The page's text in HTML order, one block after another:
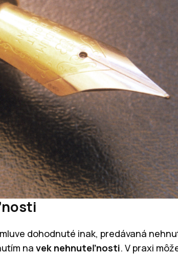
dohodnuté inak, predávaná
na vek nehnuteľnosti. V praxi